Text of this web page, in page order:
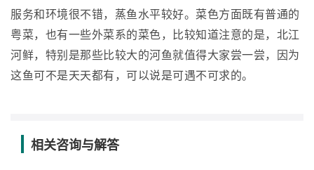
服务和环境很不错，蒸鱼水平较好。菜色方面既有普通的
粤菜，也有一些外菜系的菜色，比较知道注意的是，北江
河鲜，特别是那些比较大的河鱼就值得大家尝一尝，因为
这鱼可不是天天都有，可以说是可遇不可求的。
相关咨询与解答